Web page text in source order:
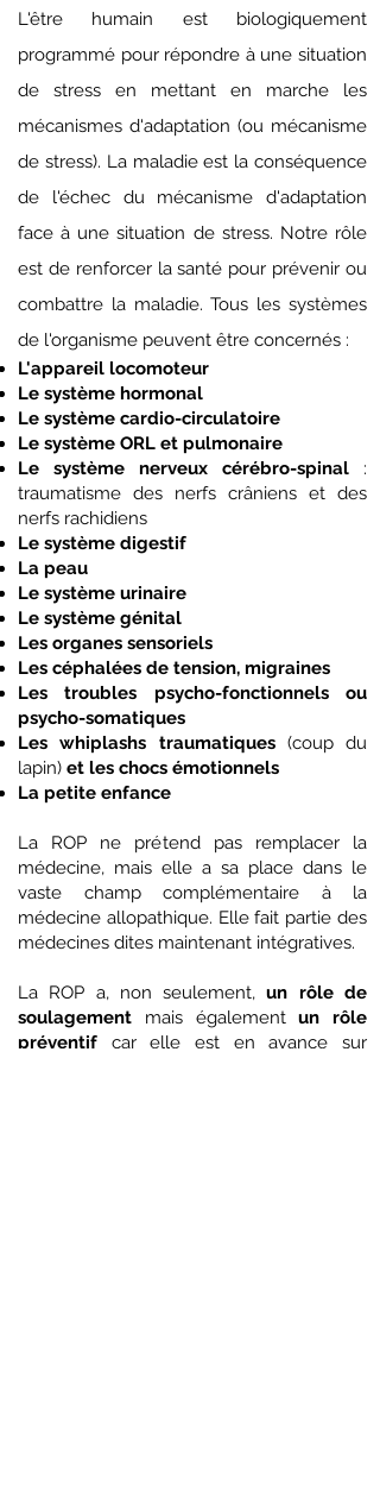
L'être humain est biologiquement
programmé pour répondre à une situation
de stress en mettant en marche les
mécanismes d'adaptation (ou mécanisme
de stress). La maladie est la conséquence
de l'échec du mécanisme d'adaptation
face à une situation de stress. Notre rôle
est de renforcer la santé pour prévenir ou
combattre la maladie. Tous les systèmes
de l'organisme peuvent être concernés :
L'appareil locomoteur
Le système hormonal
Le système cardio-circulatoire
Le système ORL et pulmonaire
Le système nerveux cérébro-spinal :
traumatisme des nerfs crâniens et des
nerfs rachidiens
Le système digestif
La peau
Le système urinaire
Le système génital
Les organes sensoriels
Les céphalées de tension, migraines
Les troubles psycho-fonctionnels ou
psycho-somatiques
Les whiplashs traumatiques (coup du
lapin) et les chocs émotionnels
La petite enfance
La ROP ne prétend pas remplacer la
médecine, mais elle a sa place dans le
vaste champ complémentaire à la
médecine allopathique. Elle fait partie des
médecines dites maintenant intégratives.
La ROP a, non seulement,un rôle de
soulagement mais égalementun rôle
préventif car elle est en avance sur